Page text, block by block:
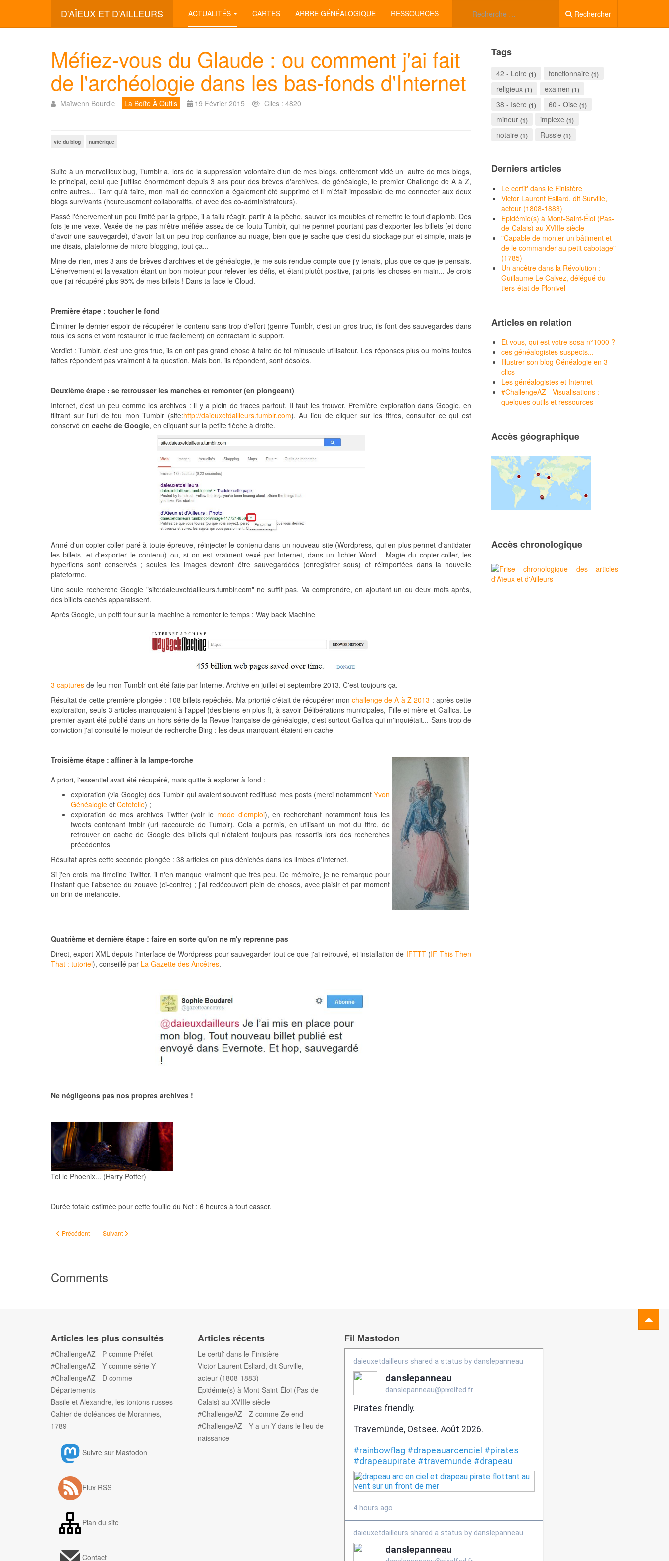
D'AÏEUX ET D'AILLEURS Rechercher
ACTUALITÉS CARTES ARBRE GÉNÉALOGIQUE RESSOURCES
Méfiez-vous du Glaude : ou comment j'ai fait
de l'archéologie dans les bas-fonds d'Internet
Maïwenn Bourdic La Boîte À Outils 19 Février 2015 Clics : 4820
vie du blog numérique
Suite à un merveilleux bug, Tumblr a, lors de la suppression volontaire d’un de mes blogs, entièrement vidé un autre de mes blogs,
le principal, celui que j'utilise énormément depuis 3 ans pour des brèves d'archives, de généalogie, le premier Challenge de A à Z,
entre autres... Tant qu'à faire, mon mail de connexion a également été supprimé et il m'était impossible de me connecter aux deux
blogs survivants (heureusement collaboratifs, et avec des co-administrateurs).
Passé l'énervement un peu limité par la grippe, il a fallu réagir, partir à la pêche, sauver les meubles et remettre le tout d'aplomb. Des
fois je me vexe. Vexée de ne pas m'être méfiée assez de ce foutu Tumblr, qui ne permet pourtant pas d'exporter les billets (et donc
d'avoir une sauvegarde), d'avoir fait un peu trop confiance au nuage, bien que je sache que c'est du stockage pur et simple, mais je
me disais, plateforme de micro-blogging, tout ça...
Mine de rien, mes 3 ans de brèves d'archives et de généalogie, je me suis rendue compte que j'y tenais, plus que ce que je pensais.
L'énervement et la vexation étant un bon moteur pour relever les défis, et étant plutôt positive, j'ai pris les choses en main... Je crois
que j'ai récupéré plus 95% de mes billets ! Dans ta face le Cloud.
Première étape : toucher le fond
Éliminer le dernier espoir de récupérer le contenu sans trop d'effort (genre Tumblr, c'est un gros truc, ils font des sauvegardes dans
tous les sens et vont restaurer le truc facilement) en contactant le support.
Verdict : Tumblr, c'est une gros truc, ils en ont pas grand chose à faire de toi minuscule utilisateur. Les réponses plus ou moins toutes
faites répondent pas vraiment à ta question. Mais bon, ils répondent, sont désolés.
Deuxième étape : se retrousser les manches et remonter (en plongeant)
Internet, c'est un peu comme les archives : il y a plein de traces partout. Il faut les trouver. Première exploration dans Google, en
filtrant sur l'url de feu mon Tumblr (site:http://daieuxetdailleurs.tumblr.com). Au lieu de cliquer sur les titres, consulter ce qui est
conservé en cache de Google, en cliquant sur la petite flèche à droite.
Armé d'un copier-coller paré à toute épreuve, réinjecter le contenu dans un nouveau site (Wordpress, qui en plus permet d'antidater
les billets, et d'exporter le contenu) ou, si on est vraiment vexé par Internet, dans un fichier Word... Magie du copier-coller, les
hyperliens sont conservés ; seules les images devront être sauvegardées (enregistrer sous) et réimportées dans la nouvelle
plateforme.
Une seule recherche Google "site:daieuxetdailleurs.tumblr.com" ne suffit pas. Va comprendre, en ajoutant un ou deux mots après,
des billets cachés apparaissent.
Après Google, un petit tour sur la machine à remonter le temps : Way back Machine
3 captures de feu mon Tumblr ont été faite par Internet Archive en juillet et septembre 2013. C'est toujours ça.
Résultat de cette première plongée : 108 billets repêchés. Ma priorité c'était de récupérer mon challenge de A à Z 2013 : après cette
exploration, seuls 3 articles manquaient à l'appel (des biens en plus !), à savoir Délibérations municipales, Fille et mère et Gallica. Le
premier ayant été publié dans un hors-série de la Revue française de généalogie, c'est surtout Gallica qui m'inquiétait... Sans trop de
conviction j'ai consulté le moteur de recherche Bing : les deux manquant étaient en cache.
Troisième étape : affiner à la lampe-torche
A priori, l'essentiel avait été récupéré, mais quitte à explorer à fond :
exploration (via Google) des Tumblr qui avaient souvent rediffusé mes posts (merci notamment Yvon
Généalogie et Cetetelle) ;
exploration de mes archives Twitter (voir le mode d'emploi), en recherchant notamment tous les
tweets contenant tmblr (url raccourcie de Tumblr). Cela a permis, en utilisant un mot du titre, de
retrouver en cache de Google des billets qui n'étaient toujours pas ressortis lors des recherches
précédentes.
Résultat après cette seconde plongée : 38 articles en plus dénichés dans les limbes d'Internet.
Si j'en crois ma timeline Twitter, il n'en manque vraiment que très peu. De mémoire, je ne remarque pour
l'instant que l'absence du zouave (ci-contre) ; j'ai redécouvert plein de choses, avec plaisir et par moment
un brin de mélancolie.
Quatrième et dernière étape : faire en sorte qu'on ne m'y reprenne pas
Direct, export XML depuis l'interface de Wordpress pour sauvegarder tout ce que j'ai retrouvé, et installation de IFTTT (IF This Then
That : tutoriel), conseillé par La Gazette des Ancêtres.
Ne négligeons pas nos propres archives !
Tel le Phoenix... (Harry Potter)
Durée totale estimée pour cette fouille du Net : 6 heures à tout casser.
Article précédent : Do you speak héraldique ?
Précédent Article suivant : Bretons de Boulbi morts pour la France
Suivant
Comments
Tags
42 - Loire (1) fonctionnaire (1)
religieux (1) examen (1)
38 - Isère (1) 60 - Oise (1)
mineur (1) implexe (1)
notaire (1) Russie (1)
Derniers articles
Le certif' dans le Finistère
Victor Laurent Esliard, dit Surville,
acteur (1808-1883)
Epidémie(s) à Mont-Saint-Éloi (Pas-
de-Calais) au XVIIIe siècle
"Capable de monter un bâtiment et
de le commander au petit cabotage"
(1785)
Un ancêtre dans la Révolution :
Guillaume Le Calvez, délégué du
tiers-état de Plonivel
Articles en relation
Et vous, qui est votre sosa n°1000 ?
ces généalogistes suspects...
Illustrer son blog Généalogie en 3
clics
Les généalogistes et Internet
#ChallengeAZ - Visualisations :
quelques outils et ressources
Accès géographique
Accès chronologique
Articles les plus consultés
#ChallengeAZ - P comme Préfet
#ChallengeAZ - Y comme série Y
#ChallengeAZ - D comme
Départements
Basile et Alexandre, les tontons russes
Cahier de doléances de Morannes,
1789
Suivre sur Mastodon
Flux RSS
Plan du site
Contact
Articles récents
Le certif' dans le Finistère
Victor Laurent Esliard, dit Surville,
acteur (1808-1883)
Epidémie(s) à Mont-Saint-Éloi (Pas-de-
Calais) au XVIIIe siècle
#ChallengeAZ - Z comme Ze end
#ChallengeAZ - Y a un Y dans le lieu de
naissance
Fil Mastodon